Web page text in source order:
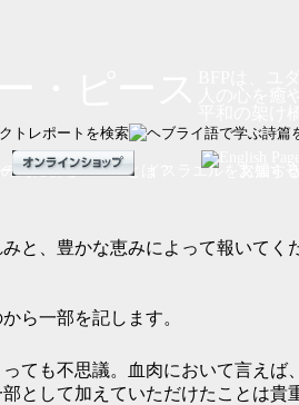
ーム BFPとは？
の為に祈る イスラエルを
と、豊かな恵みによって報いてく
ら一部を記します。
ても不思議。血肉において言えば
として加えていただけたことは貴